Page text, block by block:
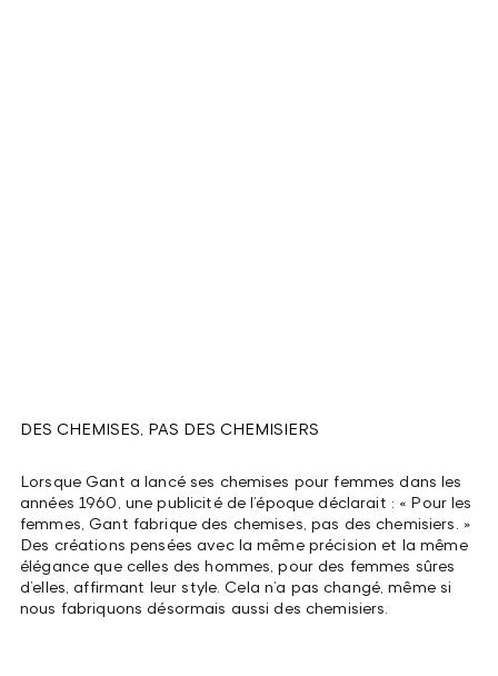
DES CHEMISES, PAS DES CHEMISIERS
Lorsque Gant a lancé ses chemises pour femmes dans les
années 1960, une publicité de l’époque déclarait : « Pour les
femmes, Gant fabrique des chemises, pas des chemisiers. »
Des créations pensées avec la même précision et la même
élégance que celles des hommes, pour des femmes sûres
d’elles, affirmant leur style. Cela n’a pas changé, même si
nous fabriquons désormais aussi des chemisiers.